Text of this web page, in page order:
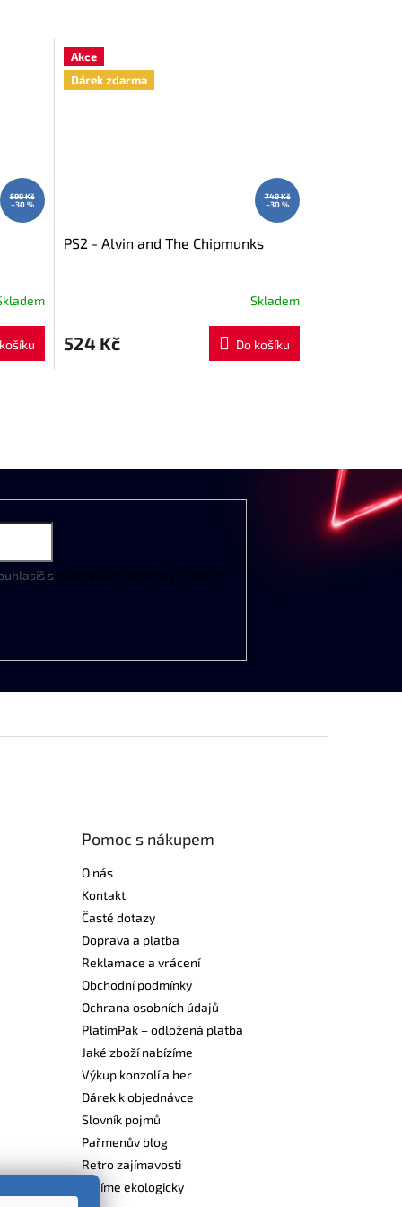
599 Kč
–30 %
Akce
Dárek zdarma
749 Kč
–30 %
PS2 - Alvin and The Chipmunks
Skladem
524 Kč Do košíku
s podmínkami ochrany osobních
Pomoc s nákupem
O nás
Kontakt
Časté dotazy
Doprava a platba
Reklamace a vrácení
Obchodní podmínky
Ochrana osobních údajů
PlatímPak – odložená platba
Jaké zboží nabízíme
Výkup konzolí a her
Dárek k objednávce
Slovník pojmů
Pařmenův blog
Retro zajímavosti
Balíme ekologicky